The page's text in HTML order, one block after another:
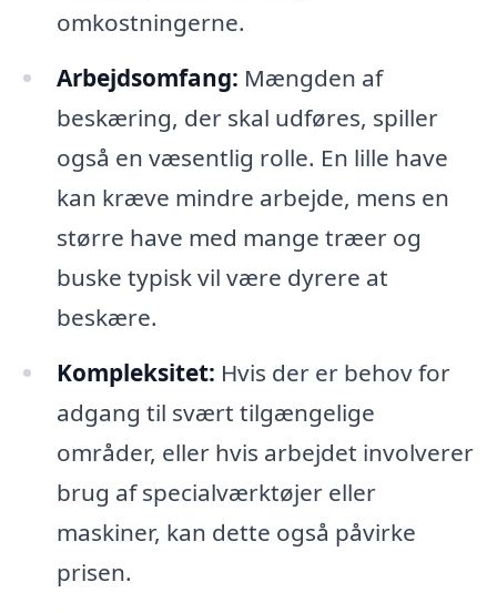
omkostningerne.
Arbejdsomfang: Mængden af
beskæring, der skal udføres, spiller
også en væsentlig rolle. En lille have
kan kræve mindre arbejde, mens en
større have med mange træer og
buske typisk vil være dyrere at
beskære.
Kompleksitet: Hvis der er behov for
adgang til svært tilgængelige
områder, eller hvis arbejdet involverer
brug af specialværktøjer eller
maskiner, kan dette også påvirke
prisen.